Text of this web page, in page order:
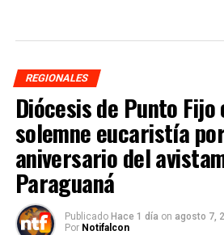
REGIONALES
Diócesis de Punto
solemne eucaristía
aniversario del
Paraguaná
Publicado Hace 1 día on agosto 7,
Por Notifalcon